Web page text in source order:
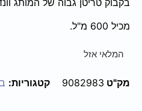
בקבוק טריטן גבוה של המותג
מכיל 600 מ"ל.
המלאי אזל
מק"ט 9082983 קטגוריות: